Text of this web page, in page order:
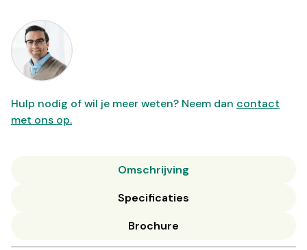
Hulp nodig of wil je meer weten? Neem dan contact
met ons op.
Omschrijving
Specificaties
Brochure